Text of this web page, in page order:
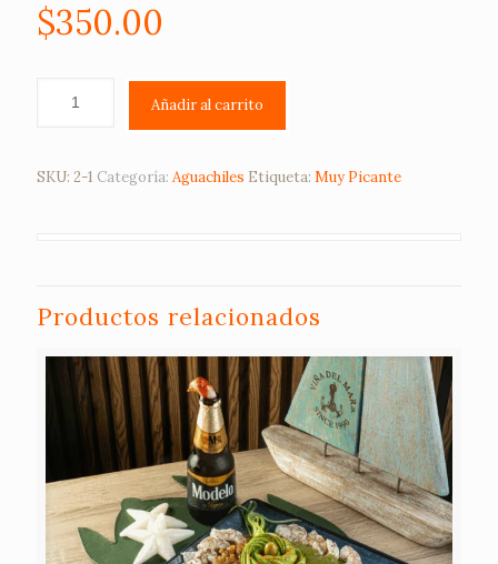
$350.00
Añadir al carrito
SKU: 2-1 Categoría: Aguachiles Etiqueta: Muy Picante
Productos relacionados